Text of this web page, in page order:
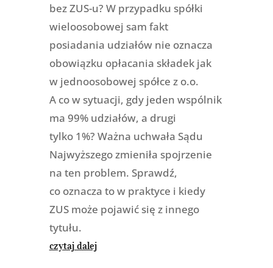
bez ZUS-u? W przypadku spółki
wieloosobowej sam fakt
posiadania udziałów nie oznacza
obowiązku opłacania składek jak
w jednoosobowej spółce z o.o.
A co w sytuacji, gdy jeden wspólnik
ma 99% udziałów, a drugi
tylko 1%? Ważna uchwała Sądu
Najwyższego zmieniła spojrzenie
na ten problem. Sprawdź,
co oznacza to w praktyce i kiedy
ZUS może pojawić się z innego
tytułu.
czytaj dalej